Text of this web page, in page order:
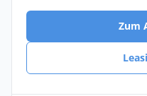
Zum